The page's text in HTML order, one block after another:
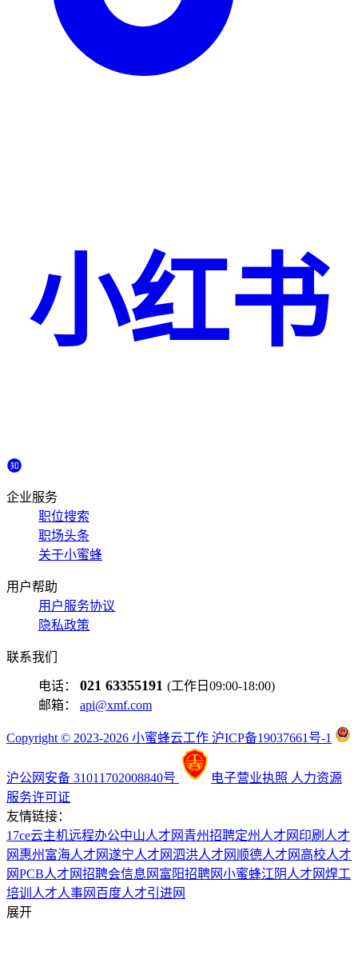
小红书
企业服务
职位搜索
职场头条
关于小蜜蜂
用户帮助
用户服务协议
隐私政策
联系我们
电话： 021 63355191 (工作日09:00-18:00)
邮箱： api@xmf.com
Copyright © 2023-2026 小蜜蜂云工作 沪ICP备19037661号-1
沪公网安备 31011702008840号 电子营业执照 人力资源
服务许可证
友情链接：
17ce云主机远程办公中山人才网 青州招聘定州人才网 印刷人才
网 惠州富海人才网遂宁人才网泗洪人才网 顺德人才网 高校人才
网PCB人才网招聘会信息网 富阳招聘网小蜜蜂江阴人才网焊工
培训 人才人事网 百度人才引进网
展开